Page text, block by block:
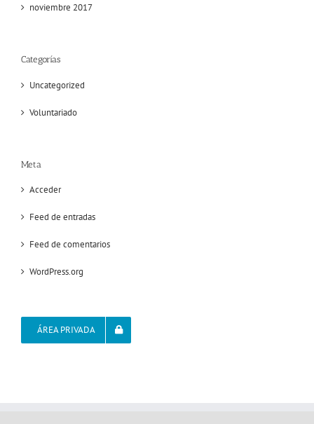
noviembre 2017
Categorías
Uncategorized
Voluntariado
Meta
Acceder
Feed de entradas
Feed de comentarios
WordPress.org
ÁREA PRIVADA